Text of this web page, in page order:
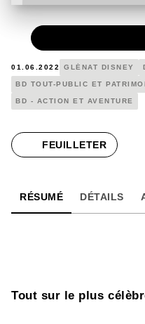
01.06.2022 GLÉNAT DISNEY
BD TOUT-PUBLIC ET
BD - ACTION ET AVENTURE
FEUILLETER
RÉSUMÉ DÉTAILS
Tout sur le plus